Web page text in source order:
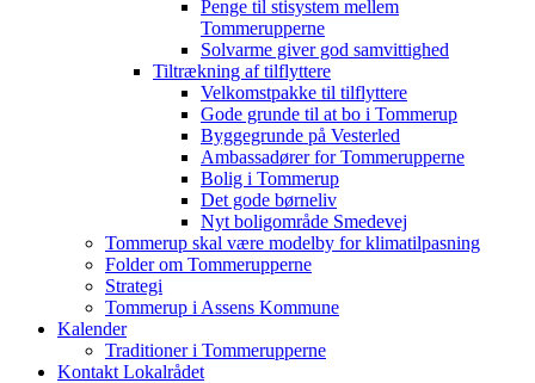
Penge til stisystem mellem
Tommerupperne
Solvarme giver god samvittighed
Tiltrækning af tilflyttere
Velkomstpakke til tilflyttere
Gode grunde til at bo i Tommerup
Byggegrunde på Vesterled
Ambassadører for Tommerupperne
Bolig i Tommerup
Det gode børneliv
Nyt boligområde Smedevej
Tommerup skal være modelby for klimatilpasning
Folder om Tommerupperne
Strategi
Tommerup i Assens Kommune
Kalender
Traditioner i Tommerupperne
Kontakt Lokalrådet